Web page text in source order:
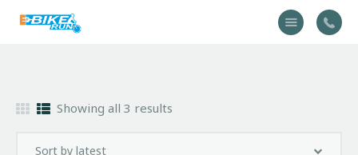
Vélo
Équipement
Showing all 3 results